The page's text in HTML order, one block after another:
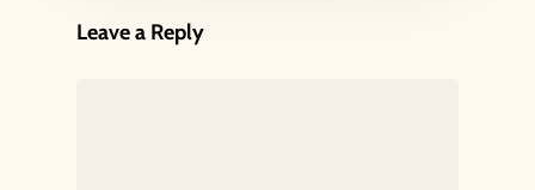
Leave a Reply